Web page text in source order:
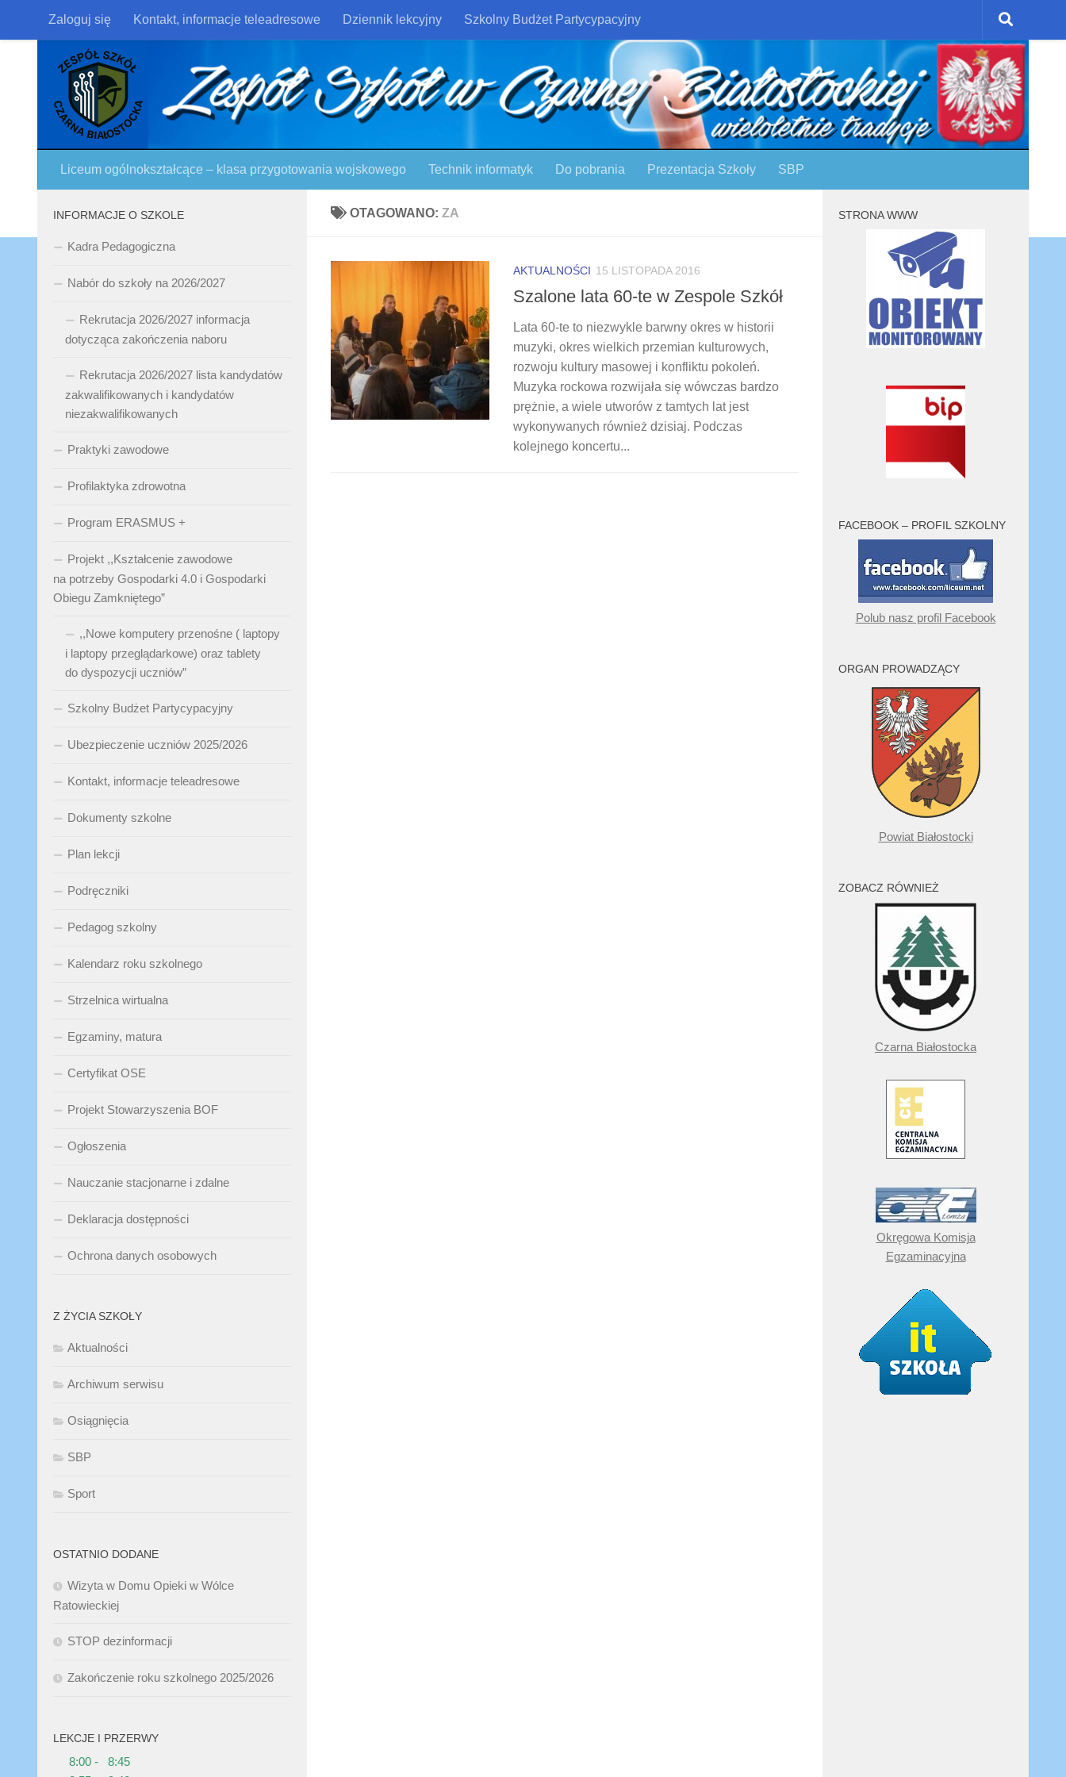
Skip to content
Zaloguj się Kontakt, informacje teleadresowe Dziennik lekcyjny Szkolny Budżet Partycypacyjny
Liceum ogólnokształcące – klasa przygotowania wojskowego Technik informatyk Do pobrania Prezentacja Szkoły SBP
OTAGOWANO: ZA
AKTUALNOŚCI 15 LISTOPADA 2016
Szalone lata 60-te w Zespole Szkół
Lata 60-te to niezwykle barwny okres w historii
muzyki, okres wielkich przemian kulturowych,
rozwoju kultury masowej i konfliktu pokoleń.
Muzyka rockowa rozwijała się wówczas bardzo
prężnie, a wiele utworów z tamtych lat jest
wykonywanych również dzisiaj. Podczas
kolejnego koncertu...
INFORMACJE O SZKOLE
Kadra Pedagogiczna
Nabór do szkoły na 2026/2027
Rekrutacja 2026/2027 informacja
dotycząca zakończenia naboru
Rekrutacja 2026/2027 lista kandydatów
zakwalifikowanych i kandydatów
niezakwalifikowanych
Praktyki zawodowe
Profilaktyka zdrowotna
Program ERASMUS +
Projekt ,,Kształcenie zawodowe
na potrzeby Gospodarki 4.0 i Gospodarki
Obiegu Zamkniętego”
,,Nowe komputery przenośne ( laptopy
i laptopy przeglądarkowe) oraz tablety
do dyspozycji uczniów”
Szkolny Budżet Partycypacyjny
Ubezpieczenie uczniów 2025/2026
Kontakt, informacje teleadresowe
Dokumenty szkolne
Plan lekcji
Podręczniki
Pedagog szkolny
Kalendarz roku szkolnego
Strzelnica wirtualna
Egzaminy, matura
Certyfikat OSE
Projekt Stowarzyszenia BOF
Ogłoszenia
Nauczanie stacjonarne i zdalne
Deklaracja dostępności
Ochrona danych osobowych
Z ŻYCIA SZKOŁY
Aktualności
Archiwum serwisu
Osiągnięcia
SBP
Sport
OSTATNIO DODANE
Wizyta w Domu Opieki w Wólce
Ratowieckiej
STOP dezinformacji
Zakończenie roku szkolnego 2025/2026
LEKCJE I PRZERWY
8:00 - 8:45
STRONA WWW
FACEBOOK – PROFIL SZKOLNY
Polub nasz profil Facebook
ORGAN PROWADZĄCY
Powiat Białostocki
ZOBACZ RÓWNIEŻ
Czarna Białostocka
Okręgowa Komisja
Egzaminacyjna